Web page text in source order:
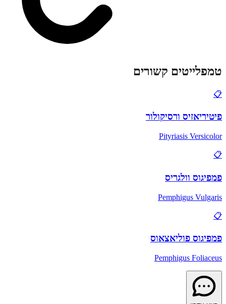
טמפלייטים קשורים
📋
פיטיריאזיס ורסיקולור
Pityriasis Versicolor
📋
פמפיגוס וולגריס
Pemphigus Vulgaris
📋
פמפיגוס פוליאצאוס
Pemphigus Foliaceus